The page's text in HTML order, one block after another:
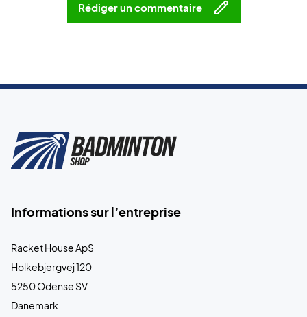
Rédiger un commentaire
Informations sur l’entreprise
Racket House ApS
Holkebjergvej 120
5250 Odense SV
Danemark